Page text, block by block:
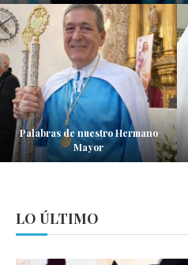
Palabras de nuestro Hermano
Mayor
LO ÚLTIMO